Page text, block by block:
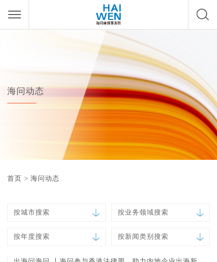
海问动态
首页 > 海问动态
按城市搜索 按业务领域搜索
按年度搜索 按新闻类别搜索